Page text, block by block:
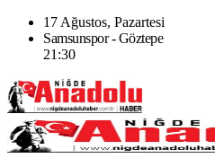
17 Ağustos, Pazartesi
Samsunspor - Göztepe
21:30